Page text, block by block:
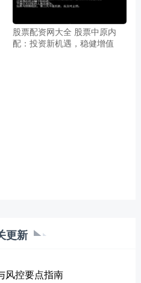
股票配资网大全 股票中原内
配：投资新机遇，稳健增值
更新
风控要点指南